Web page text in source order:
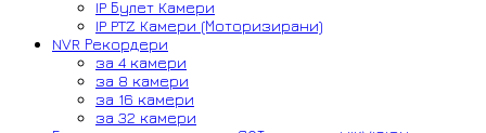
IP Булет Камери
IP PTZ Камери (Моторизирани)
NVR Рекордери
за 4 камери
за 8 камери
за 16 камери
за 32 камери